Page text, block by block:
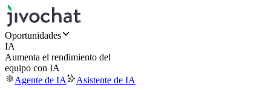
Oportunidades
IA
Aumenta el rendimiento del
equipo con IA
Agente de IA
Asistente de IA